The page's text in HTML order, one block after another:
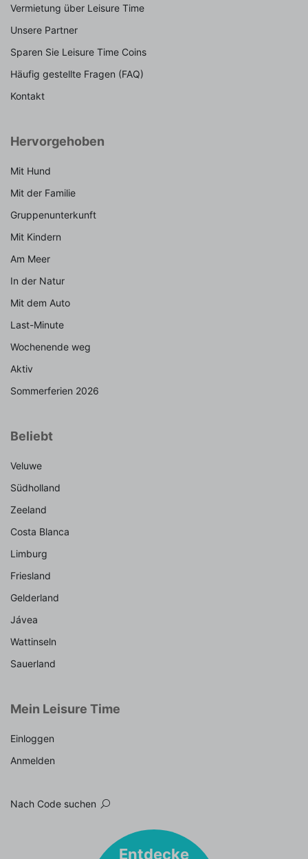
Vermietung über Leisure Time
Unsere Partner
Sparen Sie Leisure Time Coins
Häufig gestellte Fragen (FAQ)
Kontakt
Hervorgehoben
Mit Hund
Mit der Familie
Gruppenunterkunft
Mit Kindern
Am Meer
In der Natur
Mit dem Auto
Last-Minute
Wochenende weg
Aktiv
Sommerferien 2026
Beliebt
Veluwe
Südholland
Zeeland
Costa Blanca
Limburg
Friesland
Gelderland
Jávea
Wattinseln
Sauerland
Mein Leisure Time
Einloggen
Anmelden
Nach Code suchen
Entdecke